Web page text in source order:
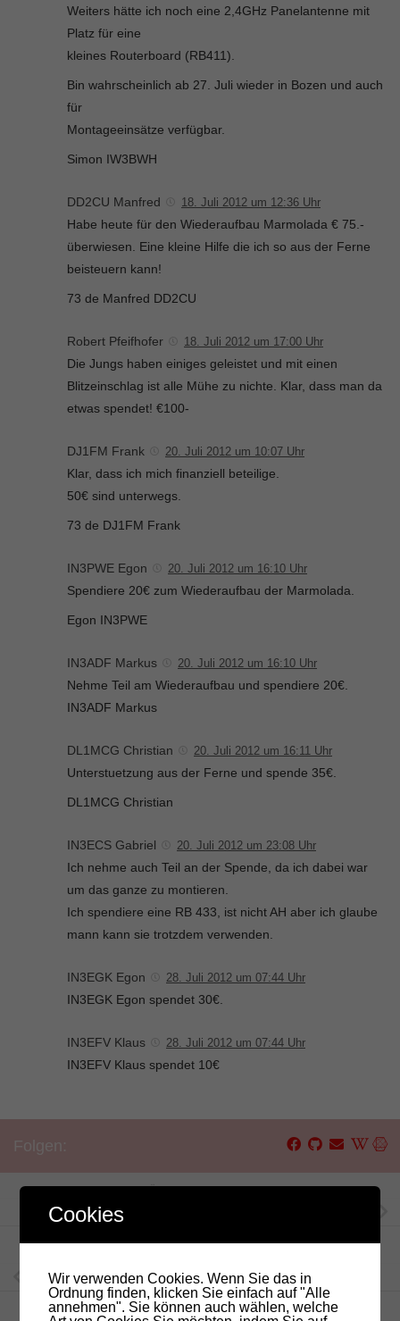
Weiters hätte ich noch eine 2,4GHz Panelantenne mit
Platz für eine
kleines Routerboard (RB411).
Bin wahrscheinlich ab 27. Juli wieder in Bozen und auch
für
Montageeinsätze verfügbar.
Simon IW3BWH
DD2CU Manfred 18. Juli 2012 um 12:36 Uhr
Habe heute für den Wiederaufbau Marmolada € 75.-
überwiesen. Eine kleine Hilfe die ich so aus der Ferne
beisteuern kann!
73 de Manfred DD2CU
Robert Pfeifhofer 18. Juli 2012 um 17:00 Uhr
Die Jungs haben einiges geleistet und mit einen
Blitzeinschlag ist alle Mühe zu nichte. Klar, dass man da
etwas spendet! €100-
DJ1FM Frank 20. Juli 2012 um 10:07 Uhr
Klar, dass ich mich finanziell beteilige.
50€ sind unterwegs.
73 de DJ1FM Frank
IN3PWE Egon 20. Juli 2012 um 16:10 Uhr
Spendiere 20€ zum Wiederaufbau der Marmolada.
Egon IN3PWE
IN3ADF Markus 20. Juli 2012 um 16:10 Uhr
Nehme Teil am Wiederaufbau und spendiere 20€.
IN3ADF Markus
DL1MCG Christian 20. Juli 2012 um 16:11 Uhr
Unterstuetzung aus der Ferne und spende 35€.
DL1MCG Christian
IN3ECS Gabriel 20. Juli 2012 um 23:08 Uhr
Ich nehme auch Teil an der Spende, da ich dabei war
um das ganze zu montieren.
Ich spendiere eine RB 433, ist nicht AH aber ich glaube
mann kann sie trotzdem verwenden.
IN3EGK Egon 28. Juli 2012 um 07:44 Uhr
IN3EGK Egon spendet 30€.
IN3EFV Klaus 28. Juli 2012 um 07:44 Uhr
IN3EFV Klaus spendet 10€
NÄCHSTER BEITRAG
Einsatzbericht Umsetzer Rittner Horn
Das QSL-System des RSGB in England
Cookies
Wir verwenden Cookies. Wenn Sie das in
Ordnung finden, klicken Sie einfach auf "Alle
annehmen". Sie können auch wählen, welche